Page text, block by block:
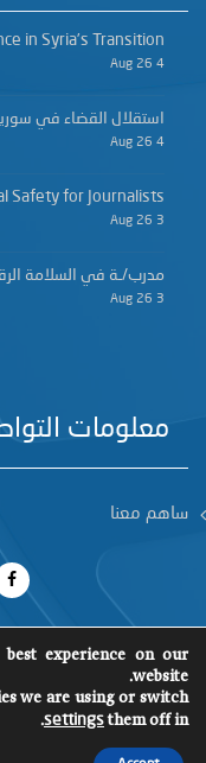
in Syria’s Transition
4 Aug 26
استقلال القضاء في سوريا
4 Aug 26
Safety for Journalists
3 Aug 26
مدرب/ـة في السلامة
3 Aug 26
معلومات
ساهم معنا
جميع الحقوق محفوظة 2018
experience on our
website.
we are using or switch
them off in
settings
.